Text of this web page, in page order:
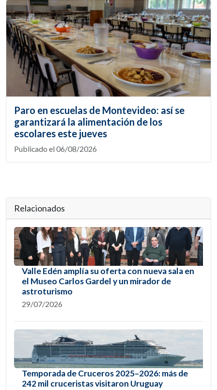
Paro en escuelas de Montevideo: así se
garantizará la alimentación de los
escolares este jueves
Publicado el 06/08/2026
Relacionados
Valle Edén amplía su oferta con nueva sala en
el Museo Carlos Gardel y un mirador de
astroturismo
29/07/2026
Temporada de Cruceros 2025–2026: más de
242 mil cruceristas visitaron Uruguay